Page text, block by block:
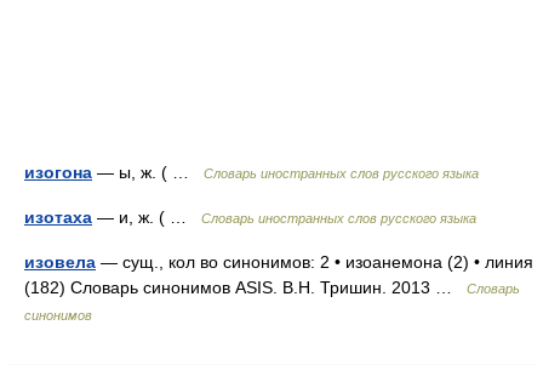
изогона — ы, ж. ( … Словарь иностранных слов русского языка
изотаха — и, ж. ( … Словарь иностранных слов русского языка
изовела — сущ., кол во синонимов: 2 • изоанемона (2) • линия
(182) Словарь синонимов ASIS. В.Н. Тришин. 2013 …
Словарь
синонимов